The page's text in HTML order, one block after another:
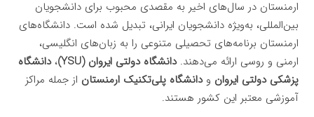
ارمنستان در سال‌های اخیر به مقصدی محبوب برای دانشجویان
بین‌المللی، به‌ویژه دانشجویان ایرانی، تبدیل شده است. دانشگاه‌های
ارمنستان برنامه‌های تحصیلی متنوعی را به زبان‌های انگلیسی،
ارمنی و روسی ارائه می‌دهند.دانشگاه دولتی ایروان (YSU) ،دانشگاه
پزشکی دولتی ایروان ودانشگاه پلی‌تکنیک ارمنستان از جمله مراکز
آموزشی معتبر این کشور هستند.